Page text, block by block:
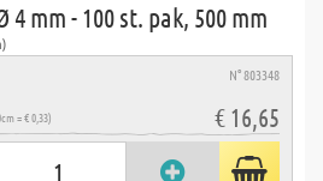
mm - 100 st. pak, 500 mm
N° 803348
= € 0,33) € 16,65